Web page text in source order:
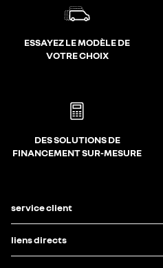
ESSAYEZ LE MODÈLE DE
VOTRE CHOIX
DES SOLUTIONS DE
FINANCEMENT SUR-MESURE
service client
liens directs